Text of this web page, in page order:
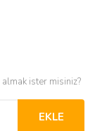
ister misiniz?
EKLE